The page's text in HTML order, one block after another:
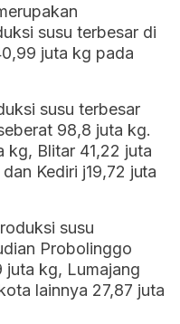
susu terbesar di
juta kg pada
susu terbesar
98,8 juta kg.
kg, Blitar 41,22 juta
Kediri j19,72 juta
susu
Probolinggo
juta kg, Lumajang
lainnya 27,87 juta